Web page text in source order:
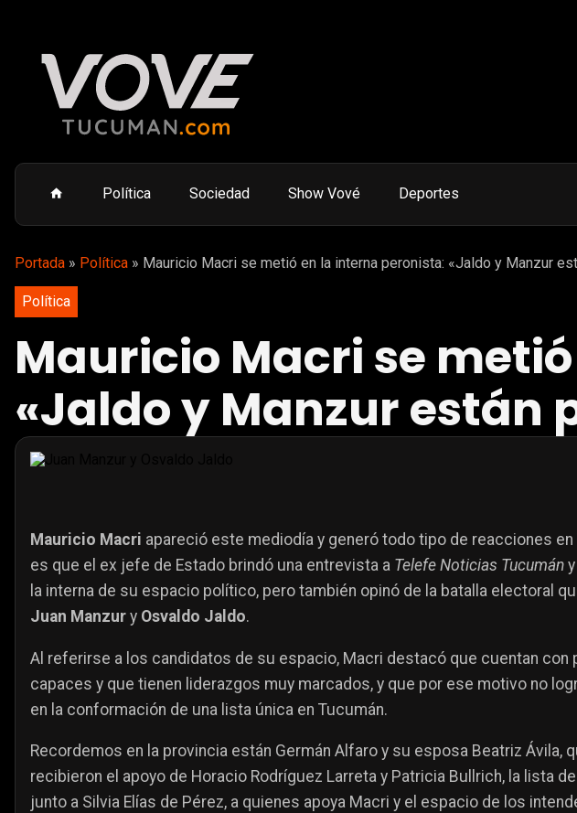
Política Sociedad Show Vové Deportes
Portada » Política » Mauricio Macri se metió en la interna peronista: «Jaldo y Manzur
Política
Mauricio Macri se
«Jaldo y Manzur están
Mauricio Macri apareció este mediodía y generó todo tipo de reacciones en
es que el ex jefe de Estado brindó una entrevista a Telefe Noticias Tucumán
la interna de su espacio político, pero también opinó de la batalla electoral
Juan Manzur y Osvaldo Jaldo.
Al referirse a los candidatos de su espacio, Macri destacó que cuentan con
capaces y que tienen liderazgos muy marcados, y que por ese motivo no
en la conformación de una lista única en Tucumán.
Recordemos en la provincia están Germán Alfaro y su esposa Beatriz Ávila,
recibieron el apoyo de Horacio Rodríguez Larreta y Patricia Bullrich, la lista
junto a Silvia Elías de Pérez, a quienes apoya Macri y el espacio de los